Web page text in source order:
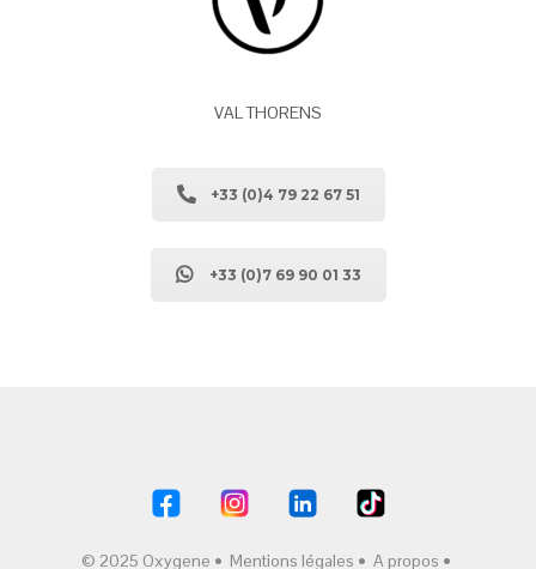
VAL THORENS
+33 (0)4 79 22 67 51
+33 (0)7 69 90 01 33
© 2025 Oxygene • Mentions légales • A propos •